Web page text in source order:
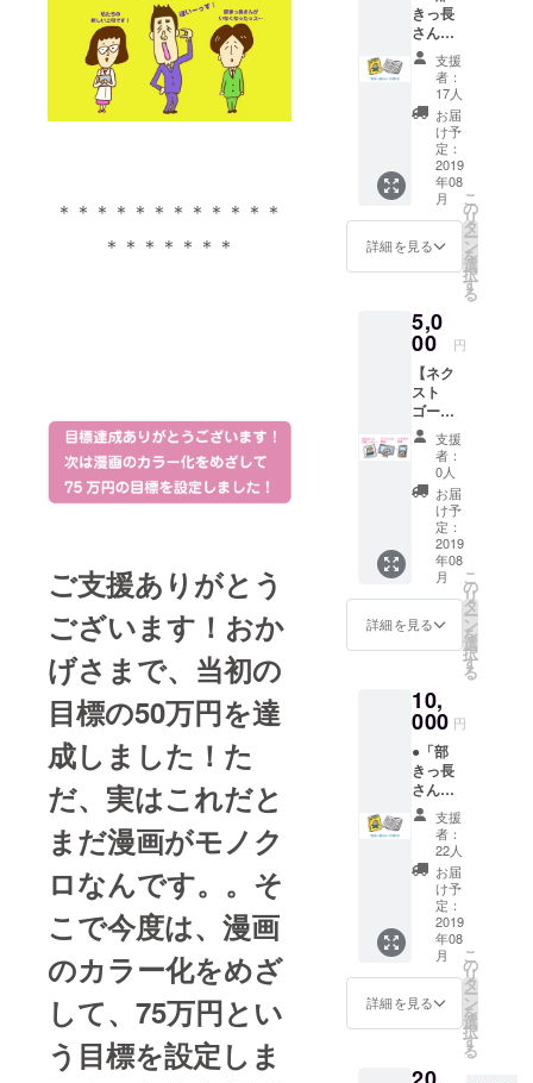
＊＊＊＊＊＊＊＊＊＊＊＊
＊＊＊＊＊＊＊
ご支援ありがとう
ございます！おか
げさまで、当初の
目標の50万円を達
成しました！た
だ、実はこれだと
まだ漫画がモノク
ロなんです。。そ
こで今度は、漫画
のカラー化をめざ
して、75万円とい
う目標を設定しま
たあな
たへの
感謝の
心をこ
めて、
あなた
のお名
前を本
の奥付
けに記
載しま
す。 ●
部きっ
キャラ
クター
のシー
ル
きっ長
さん」
の単行
本（１
冊）：
いとけ
んの手
書きサ
イン入
り（あ
なたへ
の宛名
もお書
きしま
す）。
ジェク
トにご
協力い
ただい
たあな
たへの
感謝の
心をこ
めて、
あなた
のお名
前を本
の奥付
けに記
載しま
す。 ●
部きっ
グをお
送りし
ます
（mp3
）。だ
いご
が、こ
のプロ
ジェク
トに参
加いた
だいた
皆様に
聴いて
いただ
くため
に、新
支援
者：
17人
お届
け予
定：
2019
年08
月
詳細を見る
こ
の
リ
タ
ー
ン
を
選
択
す
る
5,0
00 円
【ネク
スト
ゴール
のため
に追加
しまし
た！】
●あなた
のお名
前を記
した、
部きっ
長さん
の色紙
（しき
し） ●
長さん
のパソ
コン用
壁紙 ●
部きっ
長さん
のスマ
ホ用壁
紙 の３
点セッ
支援
者：
0人
お届
け予
定：
2019
年08
月
詳細を見る
こ
の
リ
タ
ー
ン
を
選
択
す
る
10,
000 円
●「部
きっ長
さん」
の単行
本（１
冊）：
いとけ
んの手
書きサ
イン入
り（あ
なたへ
の宛名
もお書
きしま
す）。
ジェク
支援
者：
22人
お届
け予
定：
2019
年08
月
詳細を見る
こ
の
リ
タ
ー
ン
を
選
択
す
る